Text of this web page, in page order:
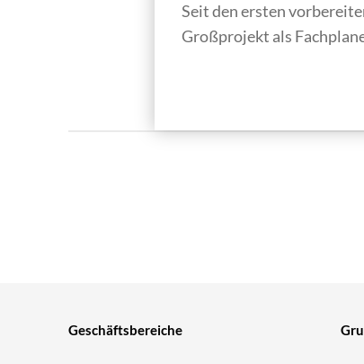
Seit den ersten
Großprojekt als
Geschäftsbereiche